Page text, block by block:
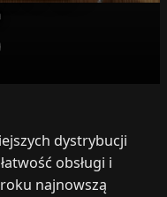
dystrybucji
obsługi i
najnowszą